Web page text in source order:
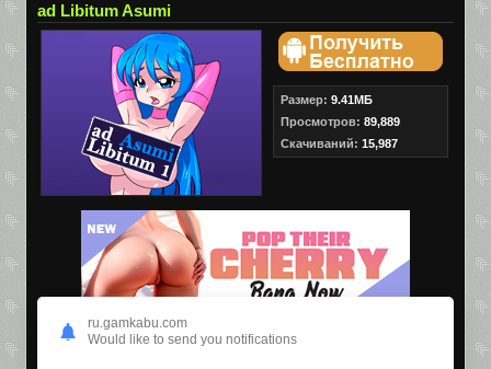
ad Libitum Asumi
Размер: 9.41МБ
Просмотров: 89,889
Скачиваний: 15,987
ru.gamkabu.com
Would like to send you notifications